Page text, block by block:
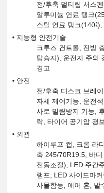
전/후축 멀티립 서스
알루미늄 연료 탱크
스틸 연료 탱크
지능형 안전기술
크루즈 컨트롤, 전방
탑승자), 운전자 주의
경고
안전
전/후축 디스크 브레
자세 제어기능, 운전
사로 밀림방지 기능,
락, 타이어 공기압 경
외관
하이루프 캡, 크롬 라
축 245/70R19.5, 바
전동조절), LED 주간
램프, LED 사이드마
사물함등, 에어 혼, 발